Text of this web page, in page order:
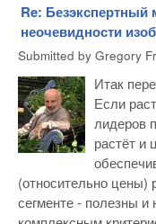
Re: Безэкспертный
неочевидности
Submitted by Gregory
Итак
Если
лидеров
растёт и
(относительно цены)
сегменте - полезны